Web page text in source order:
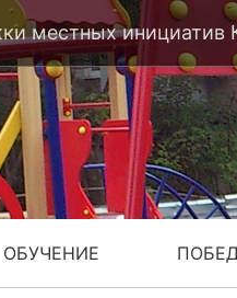
местных инициатив
ОБУЧЕНИЕ